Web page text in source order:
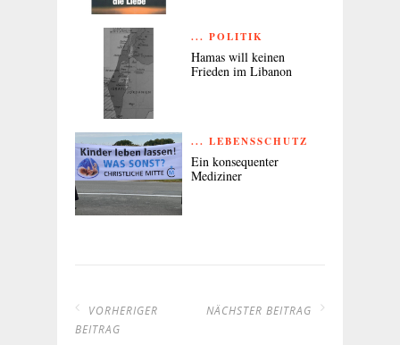
... POLITIK
Hamas will keinen
Frieden im Libanon
... LEBENSSCHUTZ
Ein konsequenter
Mediziner
VORHERIGER
BEITRAG
NÄCHSTER BEITRAG